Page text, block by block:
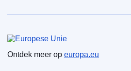
Ontdek meer op europa.eu